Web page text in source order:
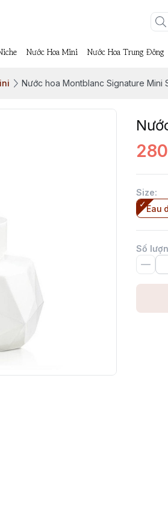
Nước Hoa Mini Nước Hoa Trung Đông
Nước hoa Montblanc Signature Mini
Size:
Eau
Số